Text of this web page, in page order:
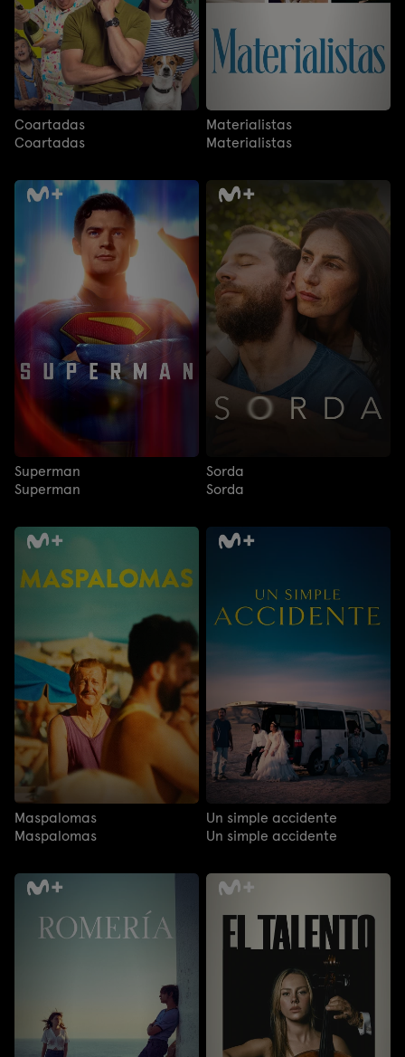
Coartadas
Coartadas
Materialistas
Materialistas
Superman
Superman
Sorda
Sorda
Maspalomas
Maspalomas
Un simple accidente
Un simple accidente